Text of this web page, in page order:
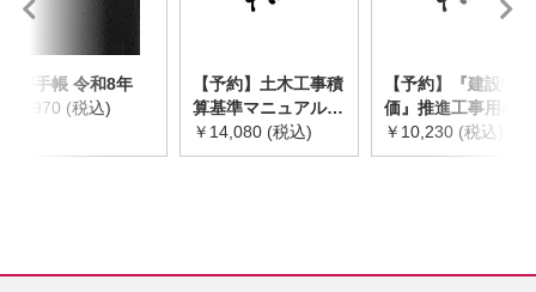
災害手帳 令和8年
￥2,970 (税込)
【予約】土木工事積
算基準マニュアル
令和8年度版
※2026年8月下旬発
￥14,080 (税込)
【予約】『建設物
価』推進工事用機械
器具等基礎価格表
2026年度版
￥10,230 (税込)